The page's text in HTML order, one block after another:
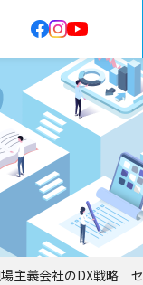
主義会社のDX戦略